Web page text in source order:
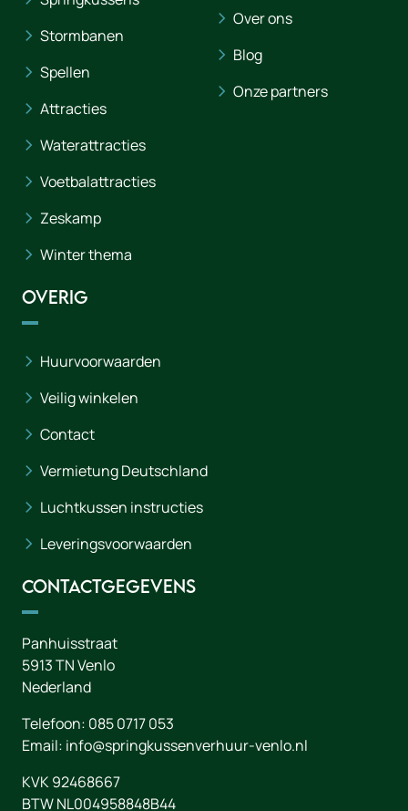
Stormbanen
Spellen
Attracties
Waterattracties
Voetbalattracties
Zeskamp
Winter thema
Over ons
Blog
Onze partners
Overig
Huurvoorwaarden
Veilig winkelen
Contact
Vermietung Deutschland
Luchtkussen instructies
Leveringsvoorwaarden
Contactgegevens
Panhuisstraat
5913 TNVenlo
Nederland
Telefoon: 085 0717 053
Email: info@springkussenverhuur-venlo.nl
KVK 92468667
BTW NL004958848B44